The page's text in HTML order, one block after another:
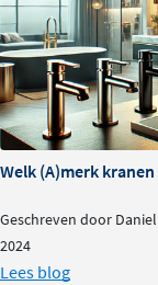
Welk (A)merk
Geschreven door
2024
Lees blog